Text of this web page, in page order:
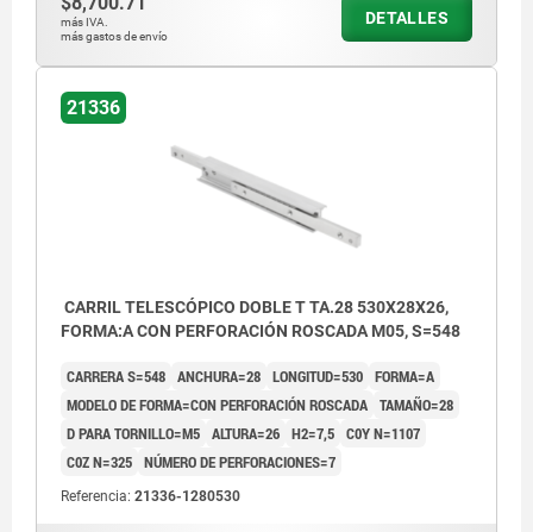
más IVA.
más gastos de envío
DETALLES
21336
CARRIL TELESCÓPICO DOBLE T TA.28 530X28X26,
FORMA:A CON PERFORACIÓN ROSCADA M05, S=548
CARRERA S=548 ANCHURA=28 LONGITUD=530 FORMA=A
MODELO DE FORMA=CON PERFORACIÓN ROSCADA TAMAÑO=28
D PARA TORNILLO=M5 ALTURA=26 H2=7,5 C0Y N=1107
C0Z N=325 NÚMERO DE PERFORACIONES=7
Referencia: 21336-1280530